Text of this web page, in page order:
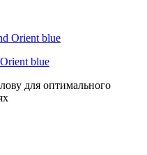
blue
для оптимального